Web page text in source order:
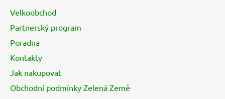
Velkoobchod
Partnerský program
Poradna
Kontakty
Jak nakupovat
Obchodní podmínky Zelená Země